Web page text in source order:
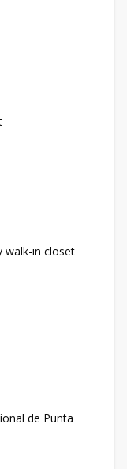
walk-in closet
de Punta